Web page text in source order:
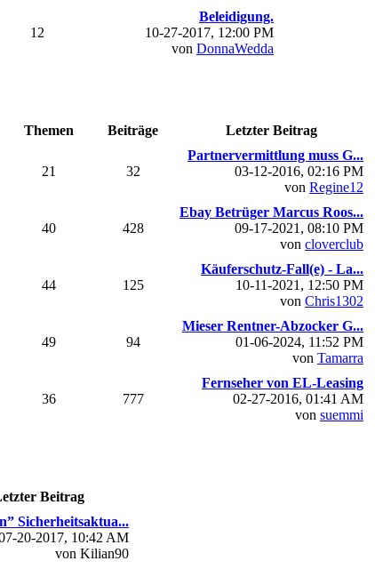
12
Beleidigung.
10-27-2017, 12:00 PM
von DonnaWedda
Themen Beiträge Letzter Beitrag
21 32
Partnervermittlung muss G...
03-12-2016, 02:16 PM
von Regine12
40 428
Ebay Betrüger Marcus Roos...
09-17-2021, 08:10 PM
von cloverclub
44 125
Käuferschutz-Fall(e) - La...
10-11-2021, 12:50 PM
von Chris1302
49 94
Mieser Rentner-Abzocker G...
01-06-2024, 11:52 PM
von Tamarra
36 777
Fernseher von EL-Leasing
02-27-2016, 01:41 AM
von suemmi
Beitrag
Sicherheitsaktua...
20-2017, 10:42 AM
von Kilian90